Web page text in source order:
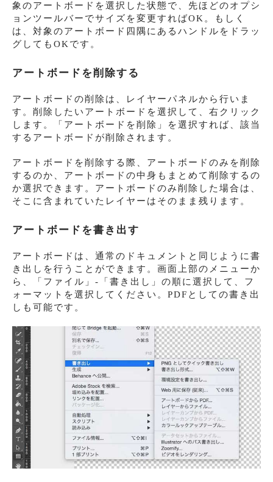
象のアートボードを選択した状態で、先ほどのオプシ
ョンツールバーでサイズを変更すればOK。もしく
は、対象のアートボード四隅にあるハンドルをドラッ
グしてもOKです。
アートボードを削除する
アートボードの削除は、レイヤーパネルから行いま
す。削除したいアートボードを選択して、右クリック
します。「アートボードを削除」を選択すれば、該当
するアートボードが削除されます。
アートボードを削除する際、アートボードのみを削除
するのか、アートボードの中身もまとめて削除するの
か選択できます。アートボードのみ削除した場合は、
そこに含まれていたレイヤーはそのまま残ります。
アートボードを書き出す
アートボードは、通常のドキュメントと同じように書
き出しを行うことができます。画面上部のメニューか
ら、「ファイル」-「書き出し」の順に選択して、フ
ォーマットを選択してください。PDFとしての書き出
しも可能です。